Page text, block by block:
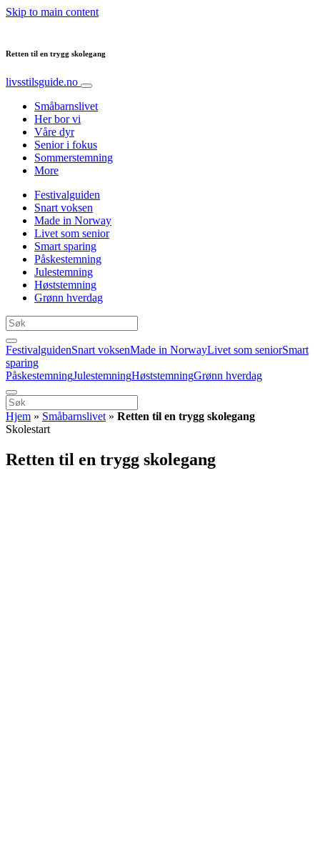
Skip to main content
Retten til en trygg skolegang
livsstilsguide.no
Småbarnslivet
Her bor vi
Våre dyr
Senior i fokus
Sommerstemning
More
Festivalguiden
Snart voksen
Made in Norway
Livet som senior
Smart sparing
Påskestemning
Julestemning
Høststemning
Grønn hverdag
FestivalguidenSnart voksenMade in NorwayLivet som seniorSmart
sparing
PåskestemningJulestemningHøststemningGrønn hverdag
Hjem » Småbarnslivet » Retten til en trygg skolegang
Skolestart
Retten til en trygg skolegang